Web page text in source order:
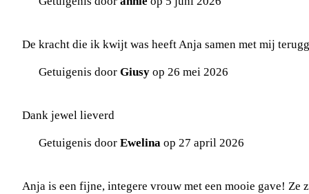
De kracht die ik kwijt was heeft Anja samen met mij
Getuigenis door Giusy op 26 mei 2026
Dank jewel lieverd
Getuigenis door Ewelina op 27 april 2026
Anja is een fijne, integere vrouw met een mooie gave! Ze